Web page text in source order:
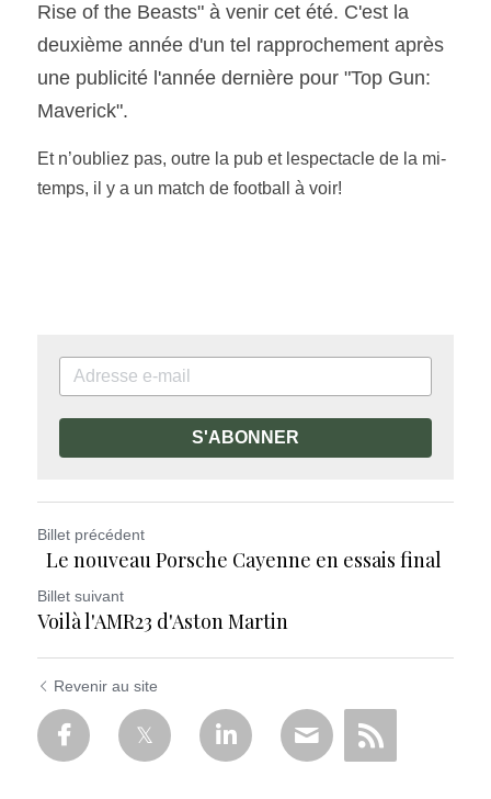
Rise of the Beasts" à venir cet été. C'est la
deuxième année d'un tel rapprochement après
une publicité l'année dernière pour "Top Gun:
Maverick".
Et n’oubliez pas, outre la pub et lespectacle de la mi-
temps, il y a un match de football à voir!
S'ABONNER
Billet précédent
Le nouveau Porsche Cayenne en essais final
Billet suivant
Voilà l'AMR23 d'Aston Martin
Revenir au site